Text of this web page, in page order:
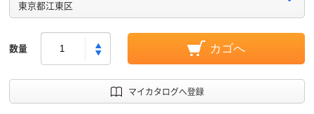
東京都江東区
数量 カゴへ
マイカタログへ登録